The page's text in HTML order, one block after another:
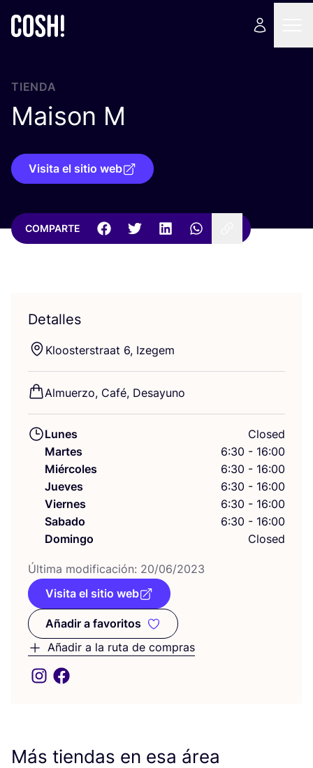
TIENDA
Maison M
Visita el sitio web
COMPARTE
Detalles
Kloos­ters­traat 6, Izegem
Almuer­zo, Café, Desayuno
Lunes
Closed
Martes
6:30 - 16:00
Miércoles
6:30 - 16:00
Jueves
6:30 - 16:00
Viernes
6:30 - 16:00
Sabado
6:30 - 16:00
Domingo
Closed
Últi­ma modi­fi­ca­ción: 20/06/2023
Visita el sitio web
Añadir a favoritos
Añadir a favoritos
Añadir a la ruta de compras
Más tiendas en esa área